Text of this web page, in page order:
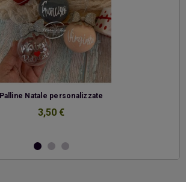
Palline Natale personalizzate
3,50 €